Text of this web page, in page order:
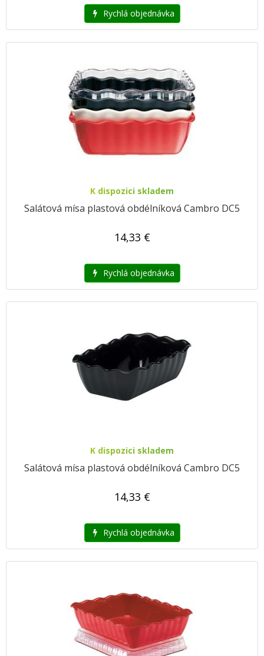
Rychlá objednávka
K dispozici skladem
Salátová mísa plastová obdélníková Cambro DC5
14,33 €
Rychlá objednávka
K dispozici skladem
Salátová mísa plastová obdélníková Cambro DC5
14,33 €
Rychlá objednávka